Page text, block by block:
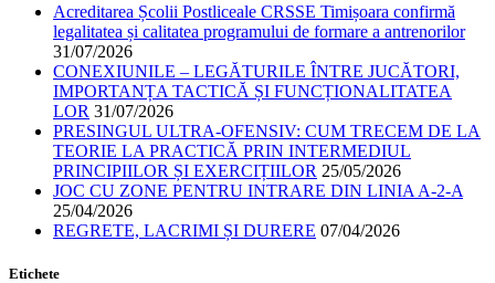
Acreditarea Școlii Postliceale CRSSE Timișoara confirmă
legalitatea și calitatea programului de formare a antrenorilor
31/07/2026
CONEXIUNILE – LEGĂTURILE ÎNTRE JUCĂTORI,
IMPORTANȚA TACTICĂ ȘI FUNCȚIONALITATEA
LOR 31/07/2026
PRESINGUL ULTRA-OFENSIV: CUM TRECEM DE LA
TEORIE LA PRACTICĂ PRIN INTERMEDIUL
PRINCIPIILOR ȘI EXERCIȚIILOR 25/05/2026
JOC CU ZONE PENTRU INTRARE DIN LINIA A-2-A
25/04/2026
REGRETE, LACRIMI ȘI DURERE 07/04/2026
Etichete